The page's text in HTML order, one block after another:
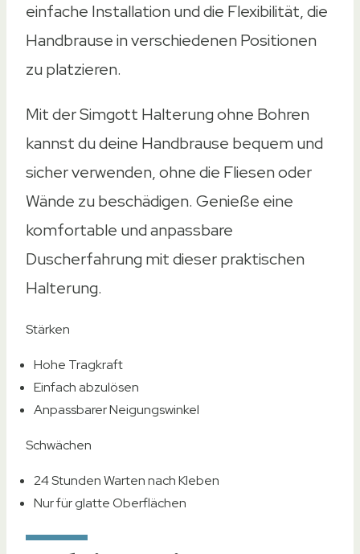
einfache Installation und die Flexibilität, die
Handbrause in verschiedenen Positionen
zu platzieren.
Mit der Simgott Halterung ohne Bohren
kannst du deine Handbrause bequem und
sicher verwenden, ohne die Fliesen oder
Wände zu beschädigen. Genieße eine
komfortable und anpassbare
Duscherfahrung mit dieser praktischen
Halterung.
Stärken
Hohe Tragkraft
Einfach abzulösen
Anpassbarer Neigungswinkel
Schwächen
24 Stunden Warten nach Kleben
Nur für glatte Oberflächen